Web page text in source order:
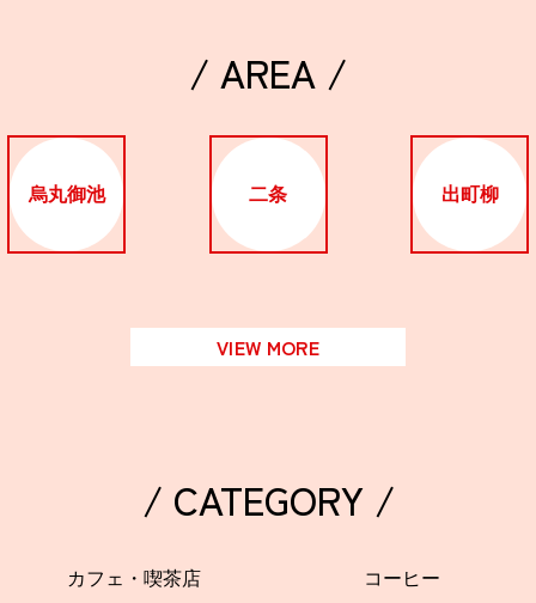
/ AREA /
烏丸御池 二条 出町柳
VIEW MORE
/ CATEGORY /
カフェ・喫茶店 コーヒー